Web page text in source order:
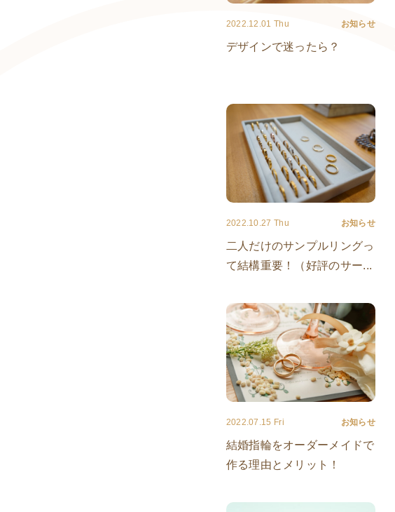
2022.12.01 Thu お知らせ
デザインで迷ったら？
2022.10.27 Thu お知らせ
二人だけのサンプルリングっ
て結構重要！（好評のサー...
2022.07.15 Fri お知らせ
結婚指輪をオーダーメイドで
作る理由とメリット！